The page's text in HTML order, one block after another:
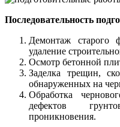
Последовательность
Демонтаж старого
удаление
Осмотр бетонной
Заделка трещин,
обнаруженных на
Обработка
дефектов
проникновения.